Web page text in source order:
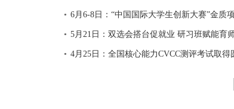
● 6月6-8日：“中国国际大学生创新大赛”金质
● 5月21日：双选会搭台促就业 研习班赋能育
● 4月25日：全国核心能力CVCC测评考试取得